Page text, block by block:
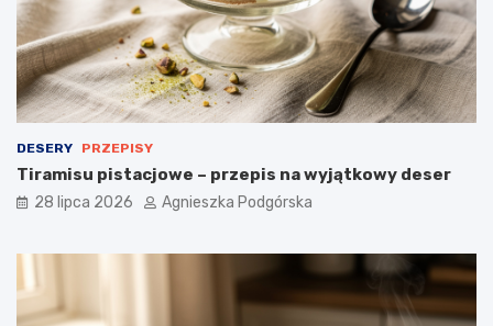
i
a
d
a
n
i
DESERY PRZEPISY
Tiramisu pistacjowe – przepis na wyjątkowy deser
28 lipca 2026 Agnieszka Podgórska